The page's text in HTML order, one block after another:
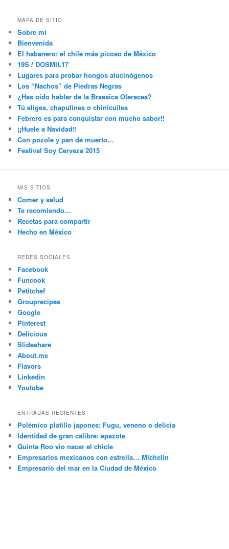
MAPA DE SITIO
Sobre mí
Bienvenida
El habanero: el chile más picoso de México
19S / DOSMIL17
Lugares para probar hongos alucinógenos
Los “Nachos” de Piedras Negras
¿Has oído hablar de la Brassica Oleracea?
Tú eliges, chapulines o chinicuiles
Febrero es para conquistar con mucho sabor!!
¡¡Huele a Navidad!!
Con pozole y pan de muerto…
Festival Soy Cerveza 2015
MIS SITIOS
Comer y salud
Te recomiendo…
Recetas para compartir
Hecho en México
REDES SOCIALES
Facebook
Funcook
Petitchef
Grouprecipes
Google
Pinterest
Delicious
Slideshare
About.me
Flavors
Linkedin
Youtube
ENTRADAS RECIENTES
Polémico platillo japones: Fugu, veneno o delicia
Identidad de gran calibre: epazote
Quinta Roo vio nacer el chicle
Empresarios mexicanos con estrella… Michelin
Empresario del mar en la Ciudad de México